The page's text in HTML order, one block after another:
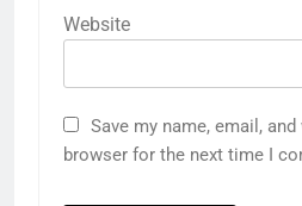
Website
Save my name, email,
browser for the next time I